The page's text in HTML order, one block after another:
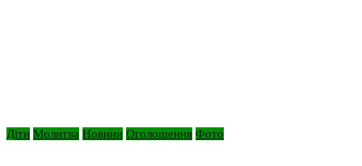
Діти Молитва Новини Оголошення Фото